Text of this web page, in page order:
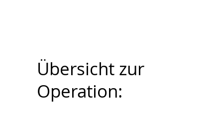
Übersicht zur
Operation: